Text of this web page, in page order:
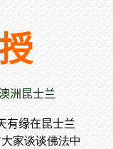
洲昆士兰
有缘在昆士兰
大家谈谈佛法中